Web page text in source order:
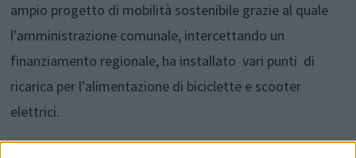
ampio progetto di mobilità sostenibile grazie al quale
l'amministrazione comunale, intercettando un
finanziamento regionale, ha installato vari punti di
ricarica per l'alimentazione di biciclette e scooter
elettrici.